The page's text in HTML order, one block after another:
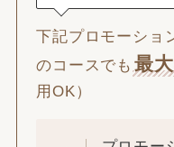
下記プロモーショ
のコースでも 最
用OK）